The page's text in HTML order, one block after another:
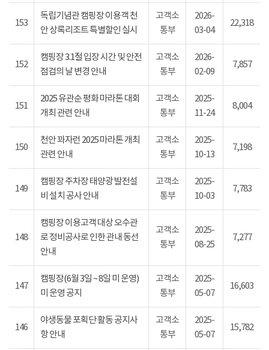
153
독립기념관 캠핑장 이용객 천
안 상록리조트 특별할인 실시
고객소
통부
2026-
03-04
22,318
152
캠핑장 3.1절 입장 시간 및 안전
점검의 날 변경 안내
고객소
통부
2026-
02-09
7,857
151
2025 유관순 평화 마라톤 대회
개최 관련 안내
고객소
통부
2025-
11-24
8,004
150
천안 꽈자런 2025 마라톤 개최
관련 안내
고객소
통부
2025-
10-13
7,198
149
캠핑장 주차장 태양광 발전설
비 설치 공사 안내
고객소
통부
2025-
10-03
7,783
148
캠핑장 이용고객 대상 오수관
로 정비공사로 인한 관내 동선
안내
고객소
통부
2025-
08-25
7,277
147
캠핑장(6월 3일 ~ 8일 미 운영)
미 운영 공지
고객소
통부
2025-
05-07
16,603
146
야생동물 포획단 활동 공지사
항 안내
고객소
통부
2025-
05-07
15,782